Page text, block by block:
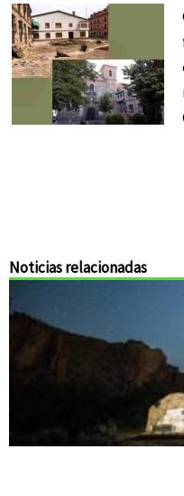
Noticias relacionadas